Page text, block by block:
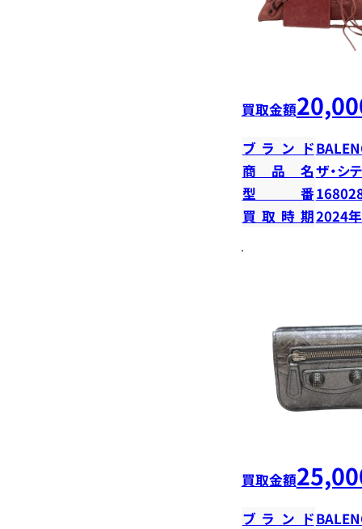
買取金額
ブランド
商品名ザ・シ
型番
買取時期2024
買取金額
ブランド